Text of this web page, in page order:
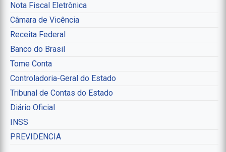
Nota Fiscal Eletrônica
Câmara de Vicência
Receita Federal
Banco do Brasil
Tome Conta
Controladoria-Geral do Estado
Tribunal de Contas do Estado
Diário Oficial
INSS
PREVIDENCIA